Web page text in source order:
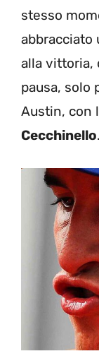
stesso
abbracciato
alla vittoria,
pausa, solo
Austin, con
Cecchinello.